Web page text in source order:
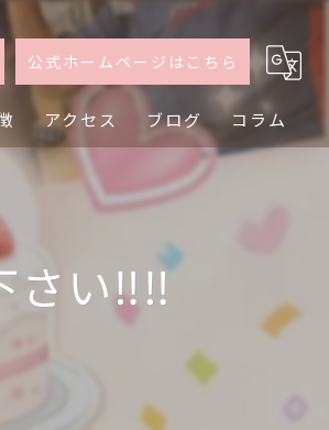
公式ホームページはこちら
アクセス ブログ コラム
さい‼️‼️